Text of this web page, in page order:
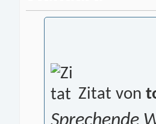
Zitat von